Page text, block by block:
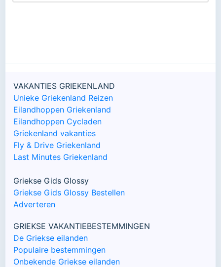
VAKANTIES GRIEKENLAND
Unieke Griekenland Reizen
Eilandhoppen Griekenland
Eilandhoppen Cycladen
Griekenland vakanties
Fly & Drive Griekenland
Last Minutes Griekenland
Griekse Gids Glossy
Griekse Gids Glossy Bestellen
Adverteren
GRIEKSE VAKANTIEBESTEMMINGEN
De Griekse eilanden
Populaire bestemmingen
Onbekende Griekse eilanden